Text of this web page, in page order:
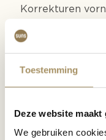
Toestemming
Deze website
We gebruiken
Korrekturen
Kunden für die
erhalten haben,
Jahren
5.
Umgebung
Europäischen